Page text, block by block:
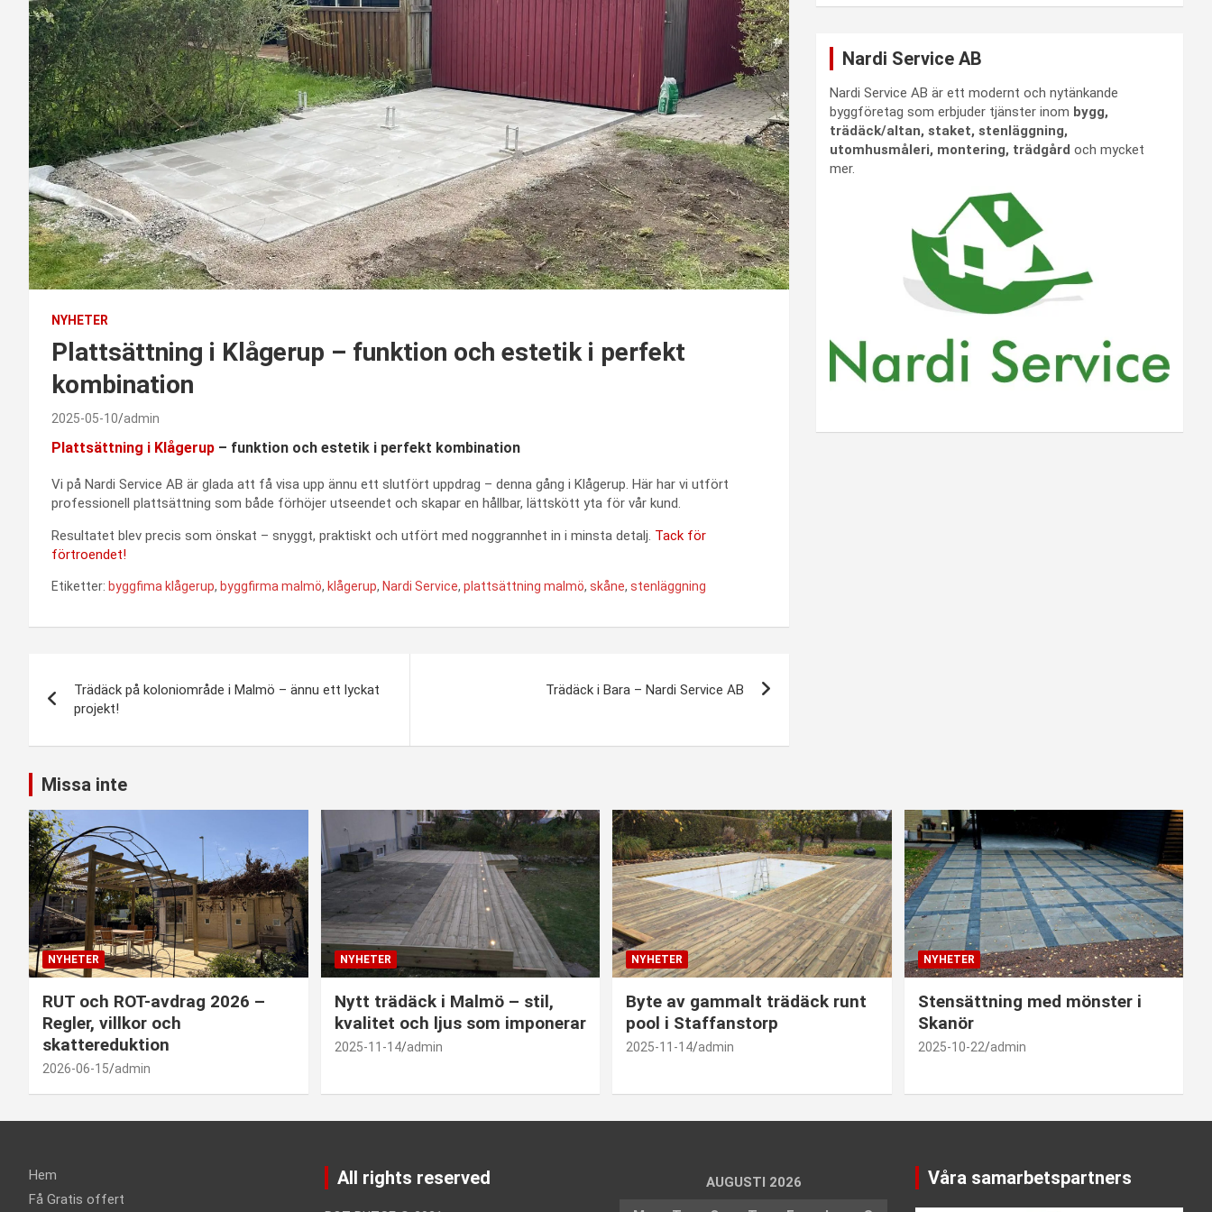
NYHETER
Plattsättning i Klågerup – funktion och estetik i perfekt
kombination
2025-05-10 admin
Plattsättning i Klågerup – funktion och estetik i perfekt kombination
Vi på Nardi Service AB är glada att få visa upp ännu ett slutfört uppdrag – denna gång i Klågerup. Här har vi utfört
professionell plattsättning som både förhöjer utseendet och skapar en hållbar, lättskött yta för vår kund.
Resultatet blev precis som önskat – snyggt, praktiskt och utfört med noggrannhet in i minsta detalj. Tack för
förtroendet!
Etiketter: byggfima klågerup, byggfirma malmö, klågerup, Nardi Service, plattsättning malmö, skåne, stenläggning
Trädäck på koloniområde i Malmö – ännu ett lyckat
projekt!
Trädäck i Bara – Nardi Service AB
Nardi Service AB
Nardi Service AB är ett modernt och nytänkande
byggföretag som erbjuder tjänster inom bygg,
trädäck/altan, staket, stenläggning,
utomhusmåleri, montering, trädgårdoch mycket
mer.
Missa inte
NYHETER
RUT och ROT-avdrag 2026 –
Regler, villkor och
skattereduktion
2026-06-15 admin
NYHETER
Nytt trädäck i Malmö – stil,
kvalitet och ljus som imponerar
2025-11-14 admin
NYHETER
Byte av gammalt trädäck runt
pool i Staffanstorp
2025-11-14 admin
NYHETER
Stensättning med mönster i
Skanör
2025-10-22 admin
Hem
Få Gratis offert
All rights reserved AUGUSTI 2026 Våra samarbetspartners